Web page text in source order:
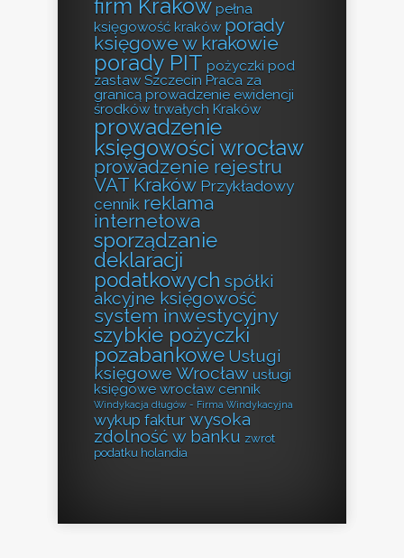
firm Kraków pełna
księgowość kraków porady
księgowe w krakowie
porady PIT pożyczki pod
zastaw Szczecin Praca za
granicą prowadzenie ewidencji
środków trwałych Kraków
prowadzenie
księgowości wrocław
prowadzenie rejestru
VAT Kraków Przykładowy
cennik reklama
internetowa
sporządzanie
deklaracji
podatkowych spółki
akcyjne księgowość
system inwestycyjny
szybkie pożyczki
pozabankowe Usługi
księgowe Wrocław usługi
księgowe wrocław cennik
Windykacja długów - Firma Windykacyjna
wykup faktur wysoka
zdolność w banku zwrot
podatku holandia